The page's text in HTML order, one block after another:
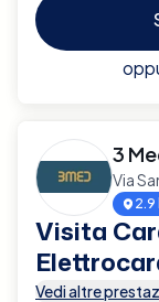
3
Via
2.9
Visita
Vedi altre